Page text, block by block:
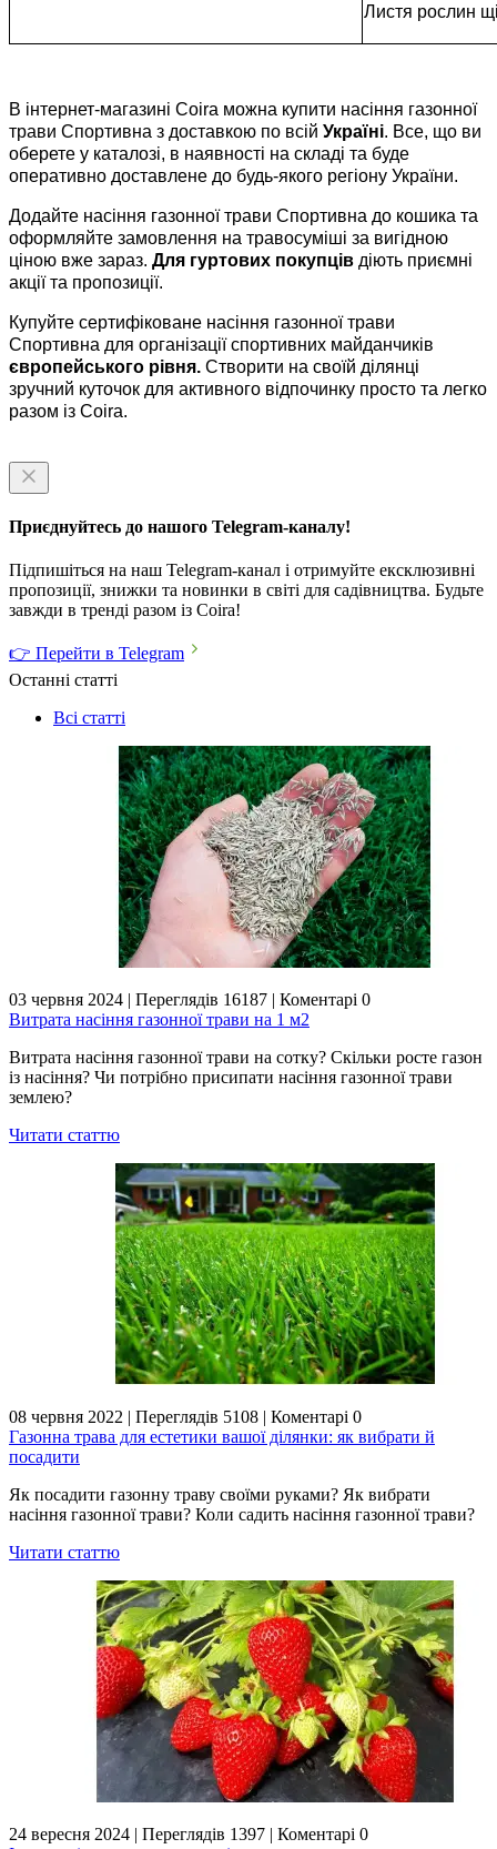
Листя рослин
В інтернет-магазині Coira можна купити насіння газонної
трави Спортивна з доставкою по всій Україні. Все, що ви
оберете у каталозі, в наявності на складі та буде
оперативно доставлене до будь-якого регіону України.
Додайте насіння газонної трави Спортивна до кошика та
оформляйте замовлення на травосуміші за вигідною
ціною вже зараз. Для гуртових покупців діють приємні
акції та пропозиції.
Купуйте сертифіковане насіння газонної трави
Спортивна для організації спортивних майданчиків
європейського рівня. Створити на своїй ділянці
зручний куточок для активного відпочинку просто та легко
разом із Coira.
Приєднуйтесь до нашого Telegram-каналу!
Підпишіться на наш Telegram-канал і отримуйте ексклюзивні
пропозиції, знижки та новинки в світі для садівництва. Будьте
завжди в тренді разом із Coira!
👉 Перейти в Telegram
Останні статті
Всі статті
03 червня 2024 | Переглядів 16187 | Коментарі 0
Витрата насіння газонної трави на 1 м2
Витрата насіння газонної трави на сотку? Скільки росте газон
із насіння? Чи потрібно присипати насіння газонної трави
землею?
Читати статтю
08 червня 2022 | Переглядів 5108 | Коментарі 0
Газонна трава для естетики вашої ділянки: як вибрати й
посадити
Як посадити газонну траву своїми руками? Як вибрати
насіння газонної трави? Коли садить насіння газонної трави?
Читати статтю
24 вересня 2024 | Переглядів 1397 | Коментарі 0